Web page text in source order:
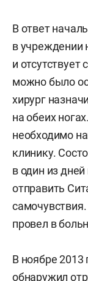
В ответ
в учреждении
и
можно было
хирург
на обеих
необходимо
клинику.
в один из
отправить
провел в
В ноябре 2013
обнаружил